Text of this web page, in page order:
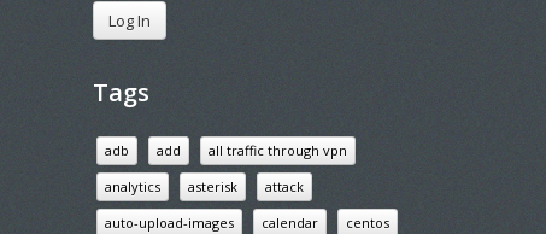
Log In
Tags
adb add
all traffic through vpn
analytics
asterisk
attack
auto-upload-images
calendar centos